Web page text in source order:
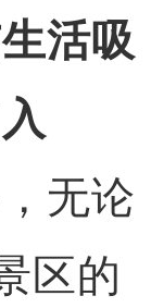
活吸
无论
区的